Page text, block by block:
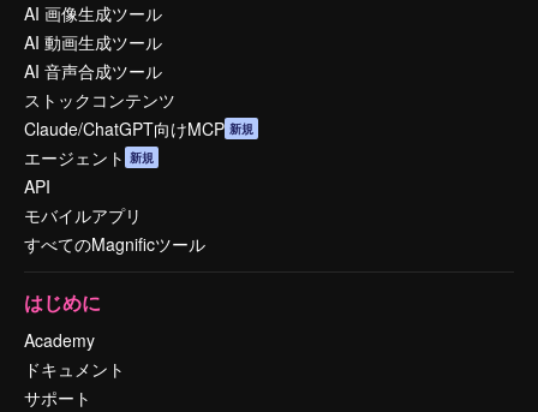
AI 画像生成ツール
AI 動画生成ツール
AI 音声合成ツール
ストックコンテンツ
Claude/ChatGPT向けMCP 新規
エージェント 新規
API
モバイルアプリ
すべてのMagnificツール
はじめに
Academy
ドキュメント
サポート